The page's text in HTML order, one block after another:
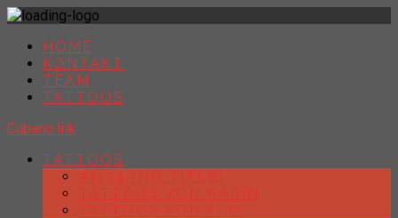
HOME
KONTAKT
TEAM
TATTOOS
Cubano Ink
TATTOOS